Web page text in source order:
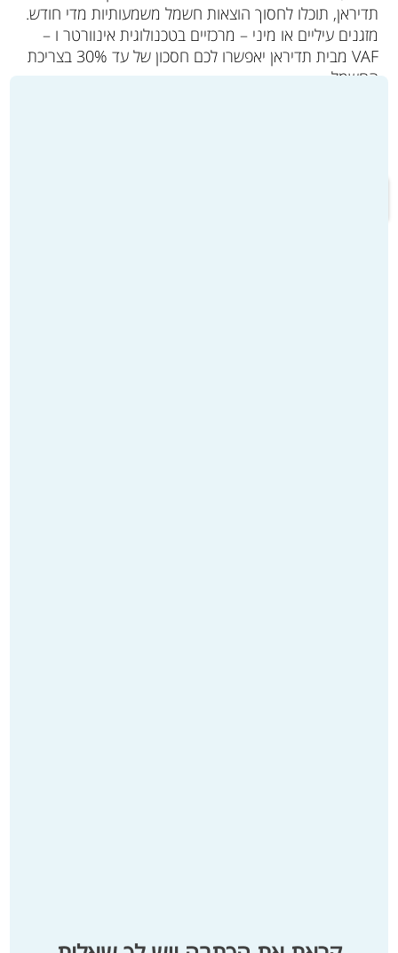
תדיראן, תוכלו לחסוך הוצאות חשמל משמעותיות מדי חודש.
מזגנים עיליים או מיני – מרכזיים בטכנולוגית אינוורטר ו –
VAF מבית תדיראן יאפשרו לכם חסכון של עד 30% בצריכת
החשמל.